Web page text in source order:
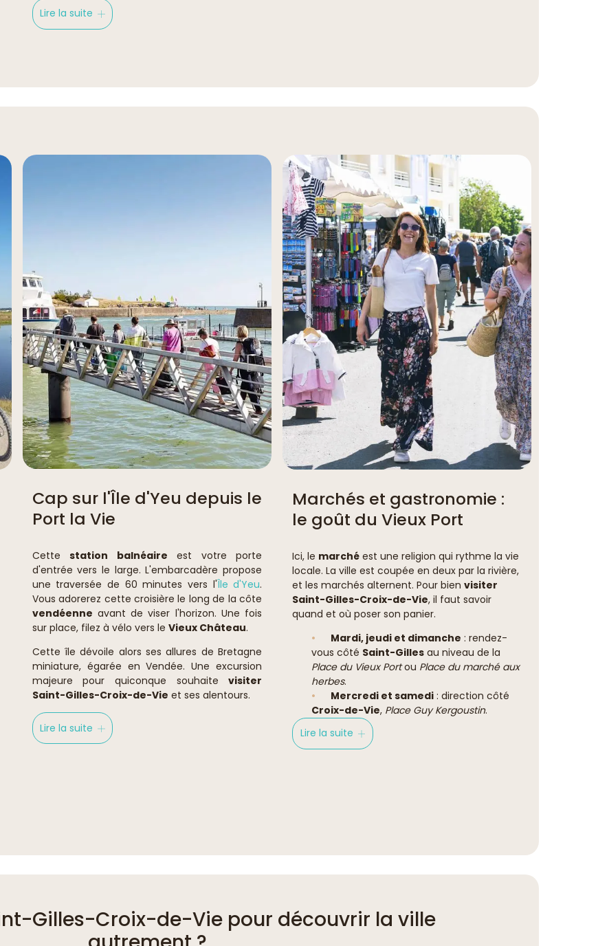
Lire la suite
Cap sur l'Île d'Yeu depuis le
Port la Vie
Cettestation balnéaire est votre porte
d'entrée vers le large. L'embarcadère propose
une traversée de 60 minutes vers l'Île d'Yeu.
Vous adorerez cette croisière le long de la côte
vendéenne avant de viser l'horizon. Une fois
sur place, filez à vélo vers le Vieux Château.
Cette île dévoile alors ses allures de Bretagne
miniature, égarée en Vendée. Une excursion
majeure pour quiconque souhaitevisiter
Saint-Gilles-Croix-de-Vie et ses alentours.
Lire la suite
Marchés et gastronomie :
le goût du Vieux Port
Ici, le marché est une religion qui rythme la vie
locale. La ville est coupée en deux par la rivière,
et les marchés alternent. Pour bienvisiter
Saint-Gilles-Croix-de-Vie, il faut savoir
quand et où poser son panier.
Mardi, jeudi et dimanche : rendez-
vous côté Saint-Gilles au niveau de la
Place du Vieux Portou Place du marché aux
herbes.
Mercredi et samedi : direction côté
Croix-de-Vie, Place Guy Kergoustin.
Lire la suite
Gilles-Croix-de-Vie pour découvrir la ville